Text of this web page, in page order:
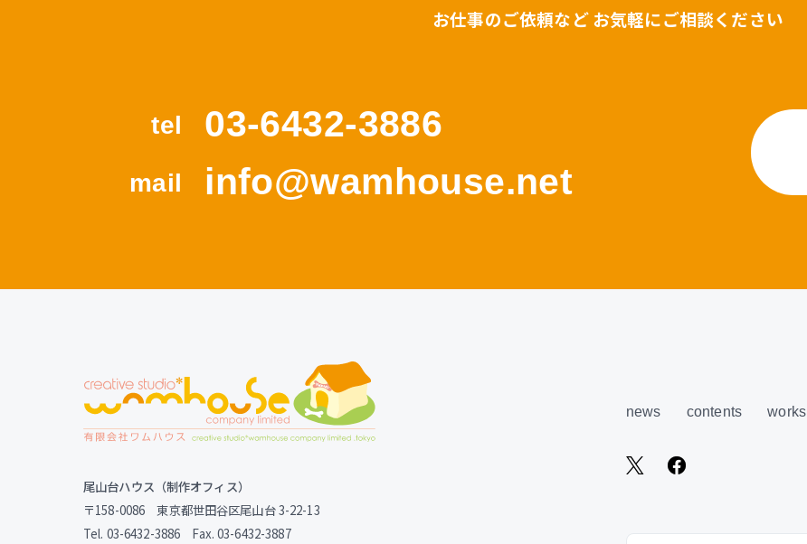
お仕事のご依頼など お気軽にご相談ください
tel 03-6432-3886
mail info@wamhouse.net
尾山台ハウス（制作オフィス）
〒158-0086 東京都世田谷区尾山台 3-22-13
Tel. 03-6432-3886 Fax. 03-6432-3887
news contents works